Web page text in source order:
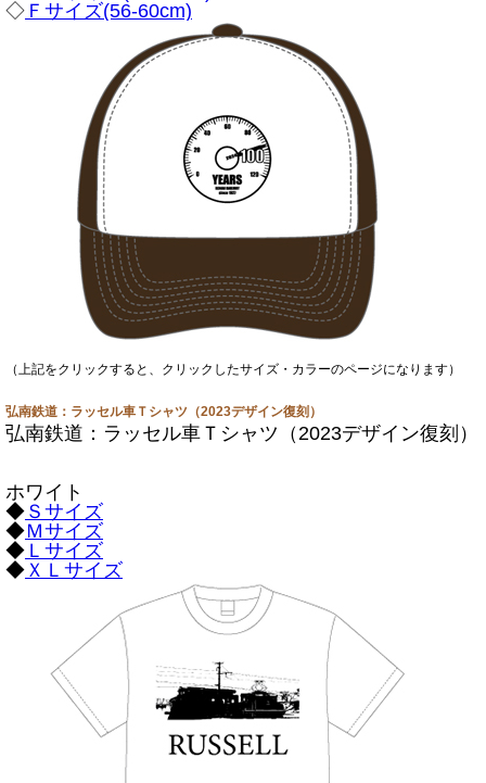
◇ Ｆサイズ(56-60cm)
（上記をクリックすると、クリックしたサイズ・カラーのページになります）
弘南鉄道：ラッセル車Ｔシャツ（2023デザイン復刻）
弘南鉄道：ラッセル車Ｔシャツ（2023デザイン復刻）
ホワイト
◆ Ｓサイズ
◆Ｍサイズ
◆ Ｌサイズ
◆ ＸＬサイズ